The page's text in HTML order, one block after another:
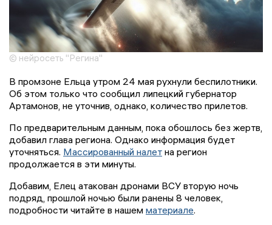
© нейросеть "Регина"
В промзоне Ельца утром 24 мая рухнули беспилотники.
Об этом только что сообщил липецкий губернатор
Артамонов, не уточнив, однако, количество прилетов.
По предварительным данным, пока обошлось без жертв,
добавил глава региона. Однако информация будет
уточняться. Массированный налет на регион
продолжается в эти минуты.
Добавим, Елец атакован дронами ВСУ вторую ночь
подряд, прошлой ночью были ранены 8 человек,
подробности читайте в нашем материале.